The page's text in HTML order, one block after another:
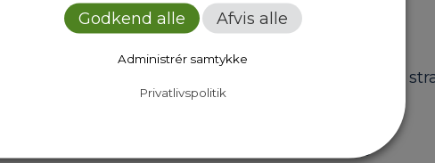
til opgradere stien langs Damhussøen. På
også forbedres.
skal hæves på grund af klimatilpasning.
Godkend alle Afvis alle
Administrér samtykke
Privatlivspolitik